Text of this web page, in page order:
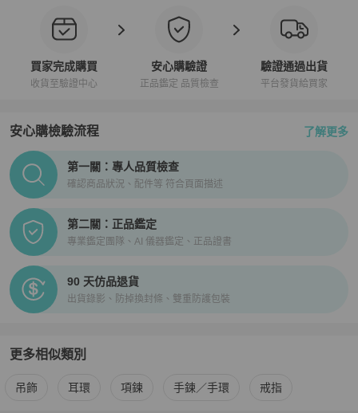
買家完成購買
收貨至驗證中心
安心購驗證
正品鑑定 品質檢查
驗證通過出貨
平台發貨給買家
安心購檢驗流程 了解更多
PopChill拍拍圈正品驗證、安心購檢驗流程介紹
第一關：專人品質檢查
確認商品狀況、配件等 符合頁面描述
第二關：正品鑑定
專業鑑定團隊、AI 儀器鑑定、正品證書
90 天仿品退貨
出貨錄影、防掉換封條、雙重防護包裝
更多相似類別
更多Gucci 女士配件 相似商品推薦
吊飾 耳環 項鍊 手鍊／手環 戒指